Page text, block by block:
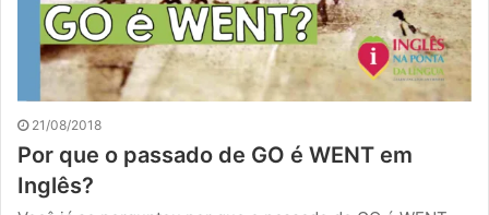
21/08/2018
Por que o passado de GO é WENT em
Inglês?